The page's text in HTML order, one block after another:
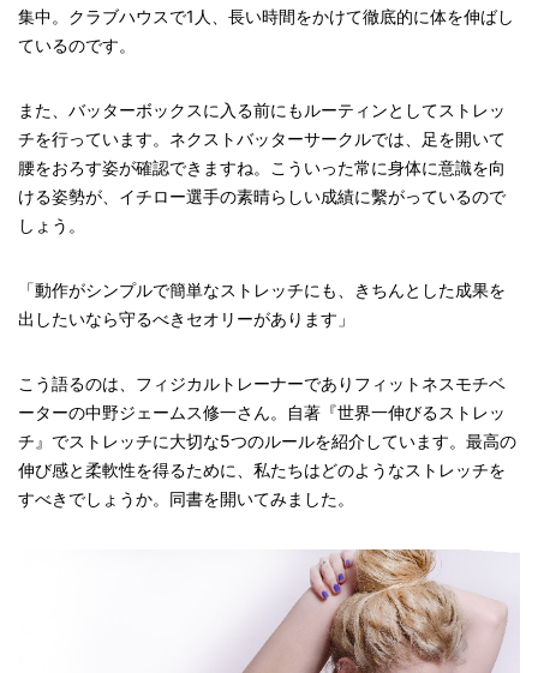
集中。クラブハウスで1人、長い時間をかけて徹底的に体を伸ばし
ているのです。
また、バッターボックスに入る前にもルーティンとしてストレッ
チを行っています。ネクストバッターサークルでは、足を開いて
腰をおろす姿が確認できますね。こういった常に身体に意識を向
ける姿勢が、イチロー選手の素晴らしい成績に繫がっているので
しょう。
「動作がシンプルで簡単なストレッチにも、きちんとした成果を
出したいなら守るべきセオリーがあります」
こう語るのは、フィジカルトレーナーでありフィットネスモチベ
ーターの中野ジェームス修一さん。自著『世界一伸びるストレッ
チ』でストレッチに大切な5つのルールを紹介しています。最高の
伸び感と柔軟性を得るために、私たちはどのようなストレッチを
すべきでしょうか。同書を開いてみました。